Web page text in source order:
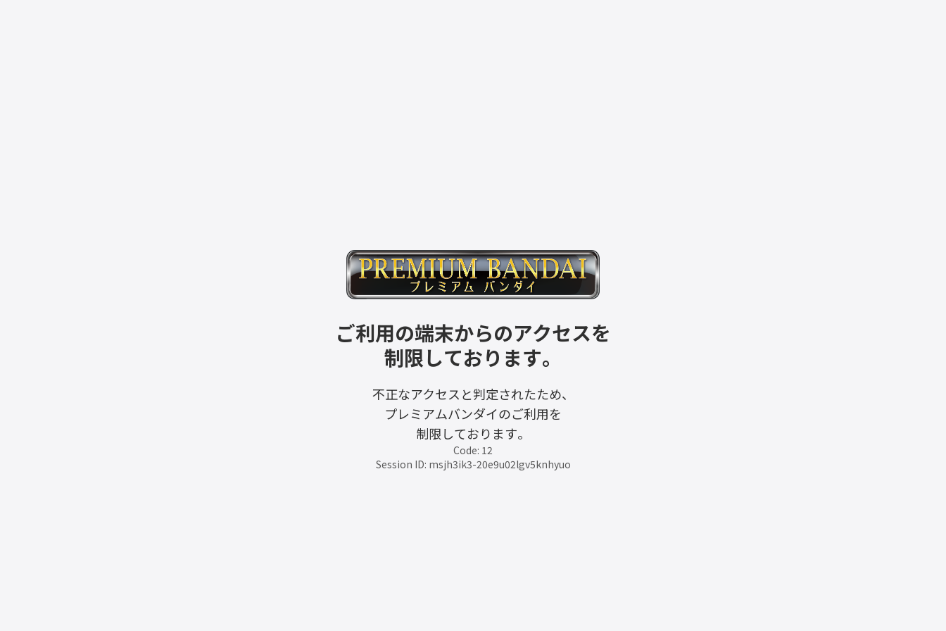
ご利用の端末からのアクセスを
制限しております。
不正なアクセスと判定されたため、
プレミアムバンダイのご利用を
制限しております。
Code: 12
Session ID: msjh3ik3-20e9u02lgv5knhyuo